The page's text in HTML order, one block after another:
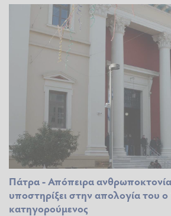
Πάτρα - Απόπειρα
υποστηρίξει στην απολογία του
κατηγορούμενος